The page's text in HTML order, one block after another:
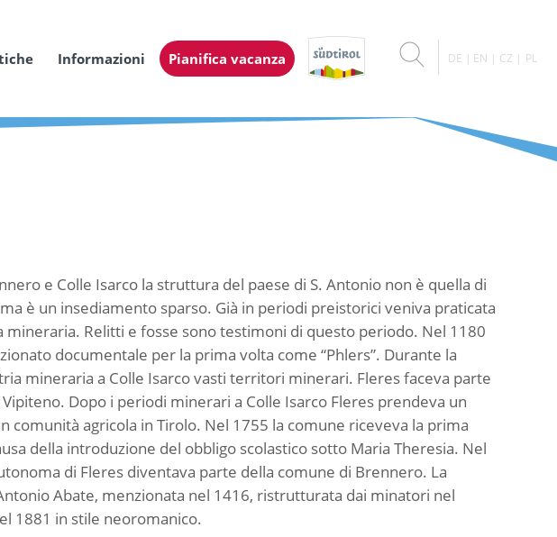
Informazioni Pianifica vacanza DE EN CZ PL
e Colle Isarco la struttura del paese di S. Antonio non è quella di
è un insediamento sparso. Già in periodi preistorici veniva praticata
mineraria. Relitti e fosse sono testimoni di questo periodo. Nel 1180
documentale per la prima volta come “Phlers”. Durante la
mineraria a Colle Isarco vasti territori minerari. Fleres faceva parte
Dopo i periodi minerari a Colle Isarco Fleres prendeva un
comunità agricola in Tirolo. Nel 1755 la comune riceveva la prima
della introduzione del obbligo scolastico sotto Maria Theresia. Nel
di Fleres diventava parte della comune di Brennero. La
Abate, menzionata nel 1416, ristrutturata dai minatori nel
1881 in stile neoromanico.